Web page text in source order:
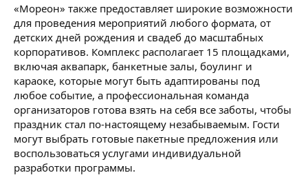
«Мореон» также предоставляет широкие возможности
для проведения мероприятий любого формата, от
детских дней рождения и свадеб до масштабных
корпоративов. Комплекс располагает 15 площадками,
включая аквапарк, банкетные залы, боулинг и
караоке, которые могут быть адаптированы под
любое событие, а профессиональная команда
организаторов готова взять на себя все заботы, чтобы
праздник стал по-настоящему незабываемым. Гости
могут выбрать готовые пакетные предложения или
воспользоваться услугами индивидуальной
разработки программы.